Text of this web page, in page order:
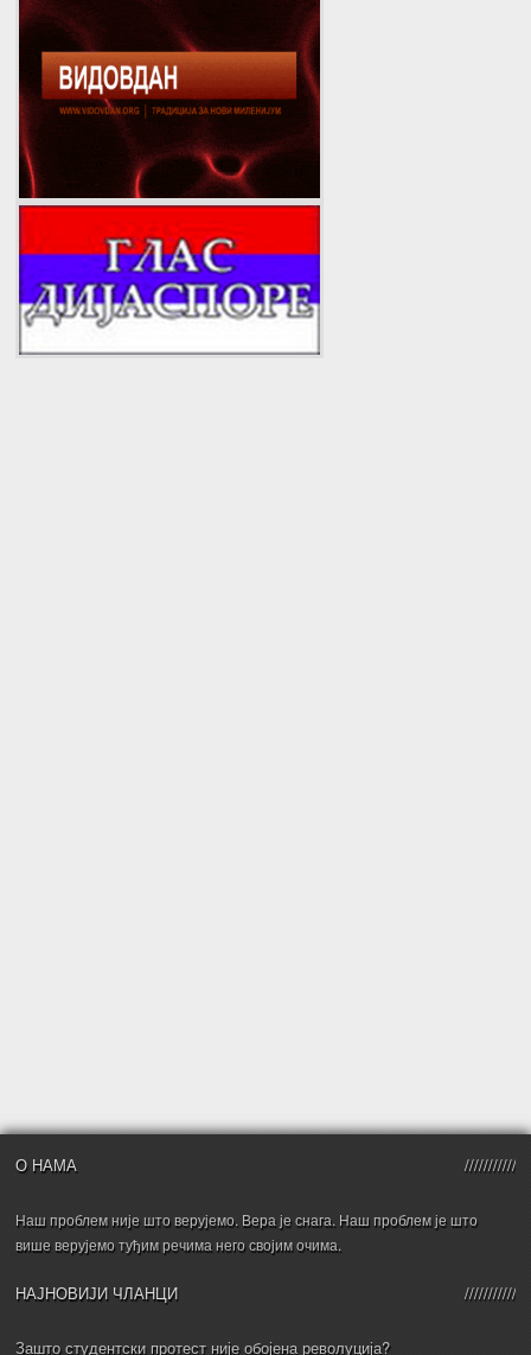
О НАМА
Наш проблем није што верујемо. Вера је снага. Наш проблем је што
више верујемо туђим речима него својим очима.
НАЈНОВИЈИ ЧЛАНЦИ
Зашто студентски протест није обојена револуција?